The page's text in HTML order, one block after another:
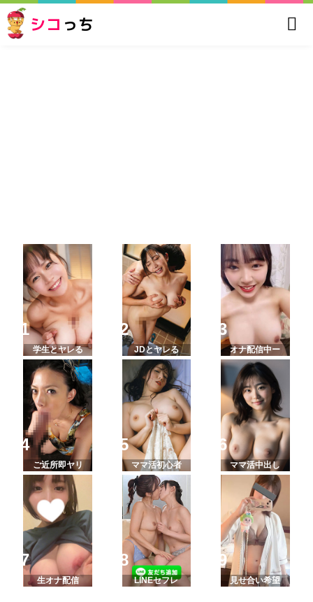
シコ っち
学生とヤレる JDとヤレる オナ配信中ー
ご近所即ヤリ ママ活初心者 ママ活中出し
生オナ配信 LINEセフレ 見せ合い希望